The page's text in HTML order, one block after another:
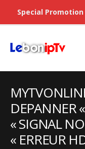
DEPANNER
« SIGNAL
« ERREUR
Special Promotion